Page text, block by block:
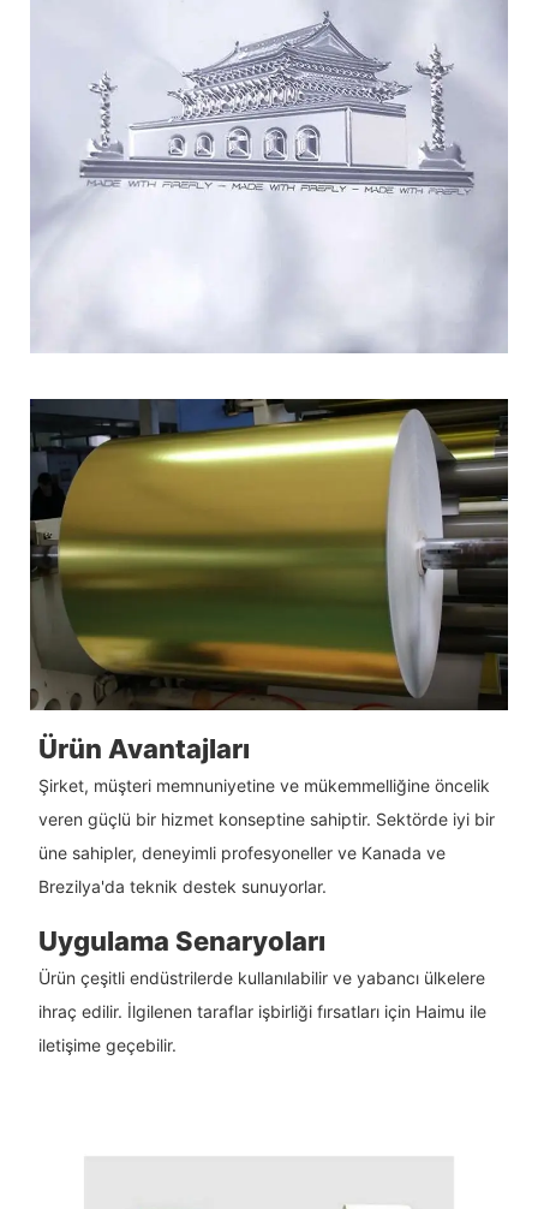
Ürün Avantajları
Şirket, müşteri memnuniyetine ve mükemmelliğine öncelik
veren güçlü bir hizmet konseptine sahiptir. Sektörde iyi bir
üne sahipler, deneyimli profesyoneller ve Kanada ve
Brezilya'da teknik destek sunuyorlar.
Uygulama Senaryoları
Ürün çeşitli endüstrilerde kullanılabilir ve yabancı ülkelere
ihraç edilir. İlgilenen taraflar işbirliği fırsatları için Haimu ile
iletişime geçebilir.